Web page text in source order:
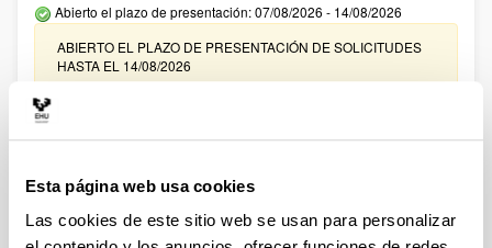
Esta página web usa cookies
Las cookies de este sitio web se usan para personalizar
Abierto el plazo de presentación: 07/08/2026 - 14/08/2026
ABIERTO EL PLAZO DE PRESENTACIÓN DE SOLICITUDES
HASTA EL 14/08/2026
Ayudas para financiación de la adquisición y renovación de
infraestructura científica y fondos bibliográficos en la
Trámite abierto
25/03/2026: Corrección de errores del listado provisional de
solicitudes admitidas y excluidas. 23/03/2026: Relación